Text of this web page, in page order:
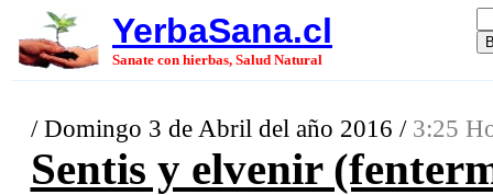
YerbaSana.cl
Sanate con hierbas, Salud Natural
/ Domingo 3 de Abril del año 2016 / 3:25
Sentis y elvenir